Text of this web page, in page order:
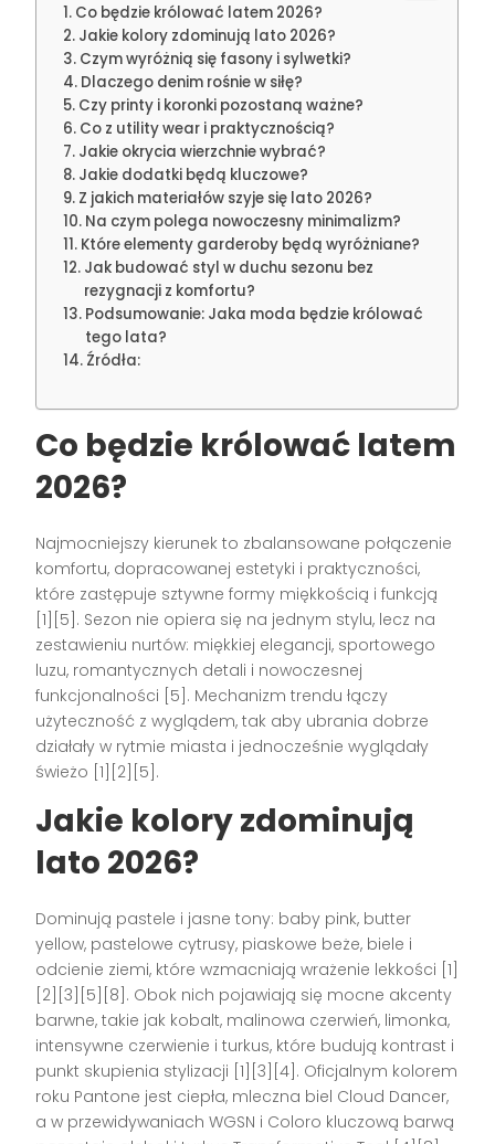
Co będzie królować latem 2026?
Jakie kolory zdominują lato 2026?
Czym wyróżnią się fasony i sylwetki?
Dlaczego denim rośnie w siłę?
Czy printy i koronki pozostaną ważne?
Co z utility wear i praktycznością?
Jakie okrycia wierzchnie wybrać?
Jakie dodatki będą kluczowe?
Z jakich materiałów szyje się lato 2026?
Na czym polega nowoczesny minimalizm?
Które elementy garderoby będą wyróżniane?
Jak budować styl w duchu sezonu bez
rezygnacji z komfortu?
Podsumowanie: Jaka moda będzie królować
tego lata?
Źródła:
Co będzie królować latem
2026?
Najmocniejszy kierunek to zbalansowane połączenie
komfortu, dopracowanej estetyki i praktyczności,
które zastępuje sztywne formy miękkością i funkcją
[1][5]. Sezon nie opiera się na jednym stylu, lecz na
zestawieniu nurtów: miękkiej elegancji, sportowego
luzu, romantycznych detali i nowoczesnej
funkcjonalności [5]. Mechanizm trendu łączy
użyteczność z wyglądem, tak aby ubrania dobrze
działały w rytmie miasta i jednocześnie wyglądały
świeżo [1][2][5].
Jakie kolory zdominują
lato 2026?
Dominują pastele i jasne tony: baby pink, butter
yellow, pastelowe cytrusy, piaskowe beże, biele i
odcienie ziemi, które wzmacniają wrażenie lekkości [1]
[2][3][5][8]. Obok nich pojawiają się mocne akcenty
barwne, takie jak kobalt, malinowa czerwień, limonka,
intensywne czerwienie i turkus, które budują kontrast i
punkt skupienia stylizacji [1][3][4]. Oficjalnym kolorem
roku Pantone jest ciepła, mleczna biel Cloud Dancer,
a w przewidywaniach WGSN i Coloro kluczową barwą